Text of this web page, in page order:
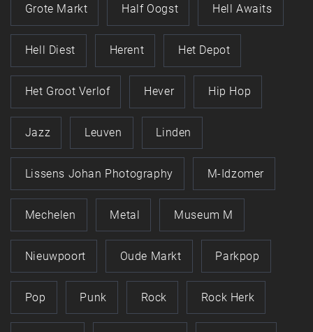
Grote Markt Half Oogst Hell Awaits
Hell Diest Herent Het Depot
Het Groot Verlof Hever Hip Hop
Jazz Leuven Linden
Lissens Johan Photography M-Idzomer
Mechelen Metal Museum M
Nieuwpoort Oude Markt Parkpop
Pop Punk Rock Rock Herk